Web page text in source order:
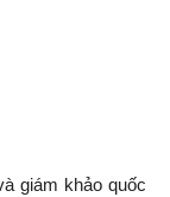
giám khảo quốc